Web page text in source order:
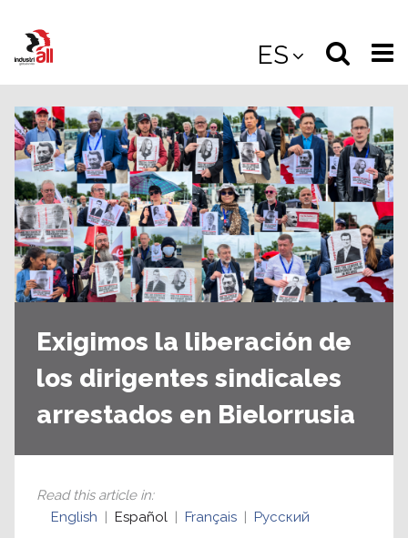
main
ES
Select
the
site
Exigimos la liberación de
los dirigentes sindicales
arrestados en Bielorrusia
Read this article in:
English
Español Français Русский